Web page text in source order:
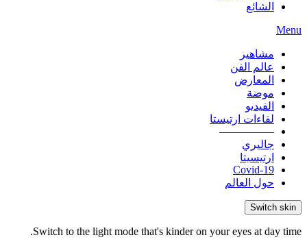
الشائع
Menu
مشاهير
عالم الفن
المعارض
موضة
الفيديو
لقاءات ارتيستا
—————
جاليري
ارتيسيتا
Covid-19
حول العالم
Switch skin
Switch to the light mode that's kinder on your eyes at day time.